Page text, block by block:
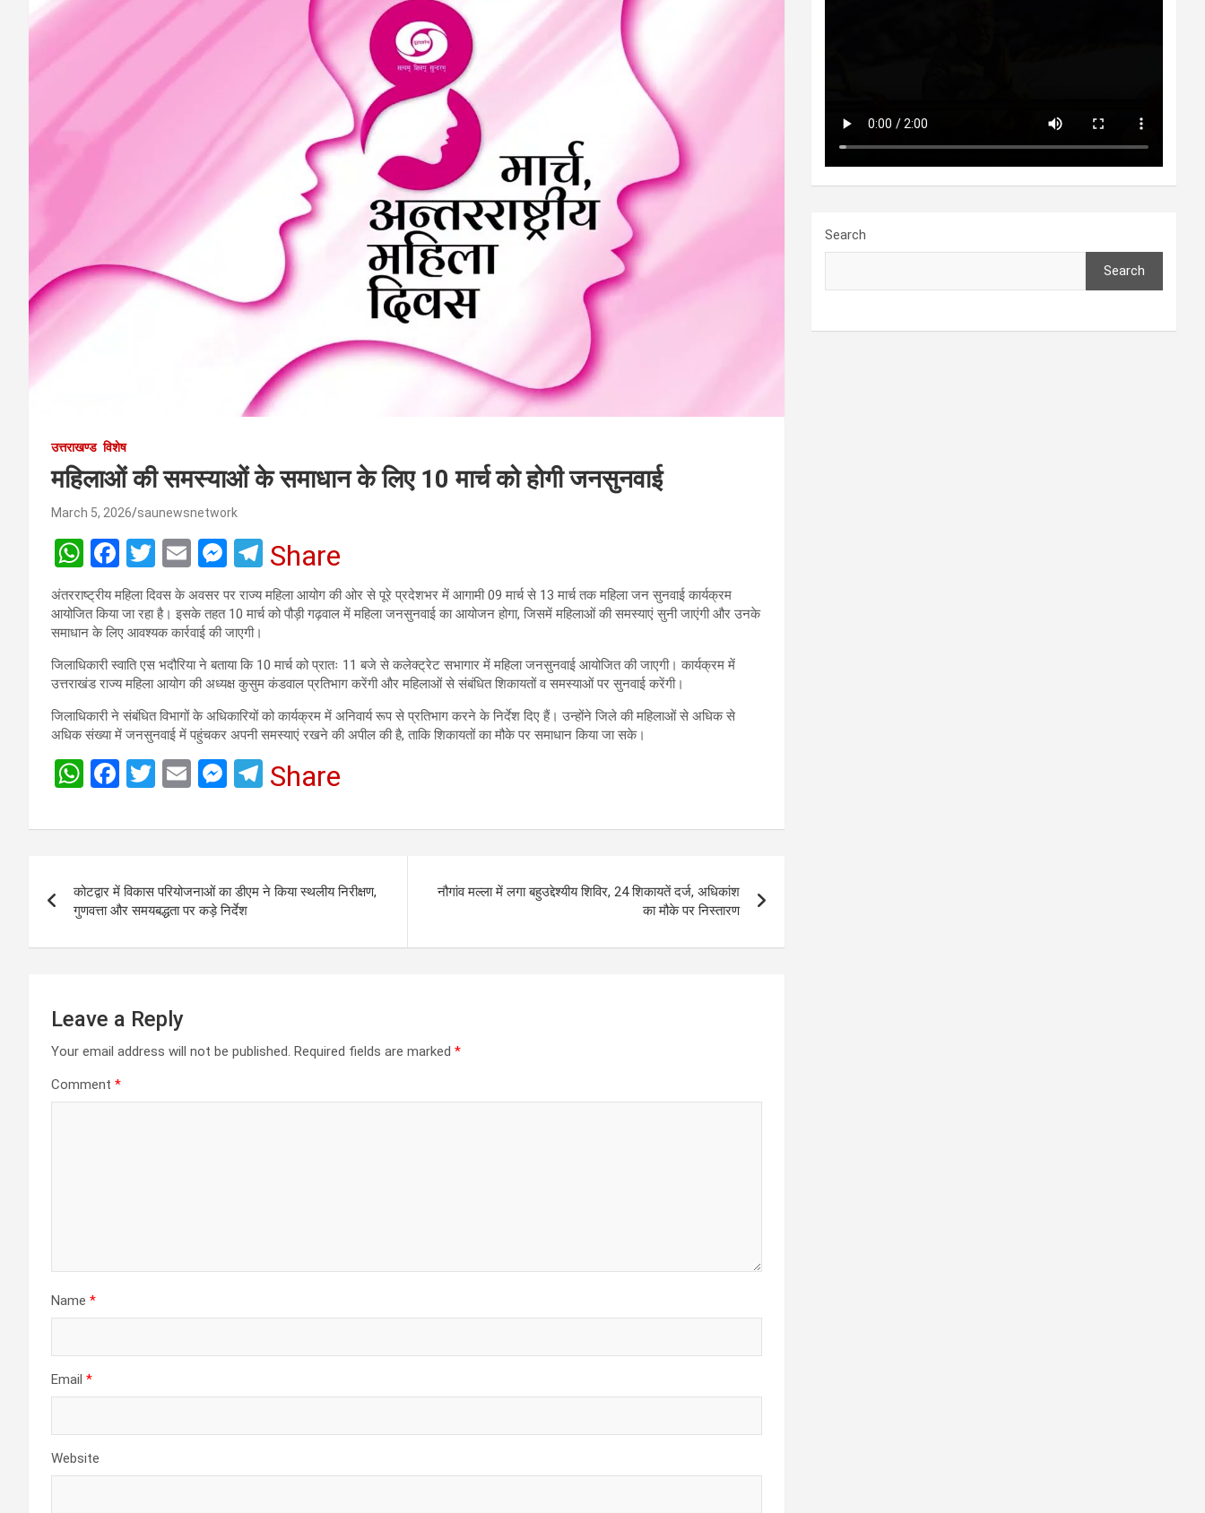
उत्तराखण्ड विशेष
महिलाओं की समस्याओं के समाधान के लिए 10 मार्च को होगी जनसुनवाई
March 5, 2026 saunewsnetwork
W
h
at
s
A
p
p
F
a
ce
b
o
o
k
T
wi
tt
er
E
m
ail
M
es
se
n
g
er
T
el
e
a
m
Share
अंतरराष्ट्रीय महिला दिवस के अवसर पर राज्य महिला आयोग की ओर से पूरे प्रदेशभर में आगामी 09 मार्च से 13 मार्च तक महिला जन सुनवाई कार्यक्रम
आयोजित किया जा रहा है। इसके तहत 10 मार्च को पौड़ी गढ़वाल में महिला जनसुनवाई का आयोजन होगा, जिसमें महिलाओं की समस्याएं सुनी जाएंगी और उनके
समाधान के लिए आवश्यक कार्रवाई की जाएगी।
जिलाधिकारी स्वाति एस भदौरिया ने बताया कि 10 मार्च को प्रातः 11 बजे से कलेक्ट्रेट सभागार में महिला जनसुनवाई आयोजित की जाएगी। कार्यक्रम में
उत्तराखंड राज्य महिला आयोग की अध्यक्ष कुसुम कंडवाल प्रतिभाग करेंगी और महिलाओं से संबंधित शिकायतों व समस्याओं पर सुनवाई करेंगी।
जिलाधिकारी ने संबंधित विभागों के अधिकारियों को कार्यक्रम में अनिवार्य रूप से प्रतिभाग करने के निर्देश दिए हैं। उन्होंने जिले की महिलाओं से अधिक से
अधिक संख्या में जनसुनवाई में पहुंचकर अपनी समस्याएं रखने की अपील की है, ताकि शिकायतों का मौके पर समाधान किया जा सके।
W
at
A
p
p
F
ce
o
o
k
T
tt
E
ail
M
se
g
er
T
e
a
Share
navigation
कोटद्वार में विकास परियोजनाओं का डीएम ने किया स्थलीय निरीक्षण,
गुणवत्ता और समयबद्धता पर कड़े निर्देश
नौगांव मल्ला में लगा बहुउद्देश्यीय शिविर, 24 शिकायतें दर्ज, अधिकांश
का मौके पर निस्तारण
Leave a Reply
Your email address will not be published. Required fields are marked *
Comment *
Name *
Email *
Website
Search
Search